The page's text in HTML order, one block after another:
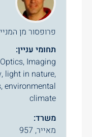
פרופסור מן
תחומי עניין:
Imaging
light in nature,
environmental
climate
משרד:
מאייר, 957